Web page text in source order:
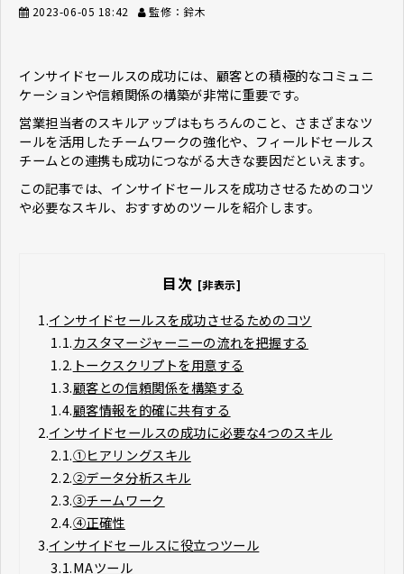
2023-06-05 18:42 監修：鈴木
インサイドセールスの成功には、顧客との積極的なコミュニ
ケーションや信頼関係の構築が非常に重要です。
営業担当者のスキルアップはもちろんのこと、さまざまなツ
ールを活用したチームワークの強化や、フィールドセールス
チームとの連携も成功につながる大きな要因だといえます。
この記事では、インサイドセールスを成功させるためのコツ
や必要なスキル、おすすめのツールを紹介します。
目次 [非表示]
1.インサイドセールスを成功させるためのコツ
1.1.カスタマージャーニーの流れを把握する
1.2. トークスクリプトを用意する
1.3.顧客との信頼関係を構築する
1.4.顧客情報を的確に共有する
2.インサイドセールスの成功に必要な4つのスキル
2.1.①ヒアリングスキル
2.2.②データ分析スキル
2.3.③チームワーク
2.4.④正確性
3.インサイドセールスに役立つツール
3.1.MAツール